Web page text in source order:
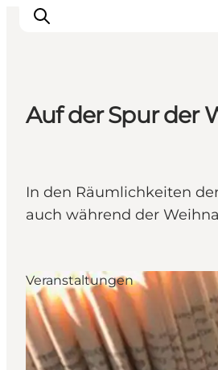
Städte und Regionen
Reiseplanung
Auf der Spur der
In den Räumlichkeiten
auch während der
Veranstaltungen